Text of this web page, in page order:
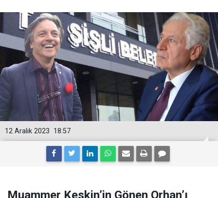
18:57
12 Aralık 2023
Muammer Keskin’in Gönen Orhan’ı